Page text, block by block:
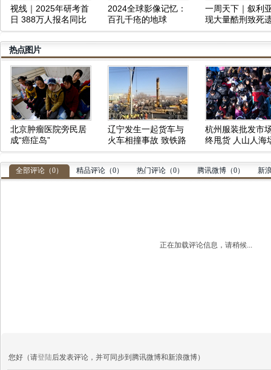
视线｜2025年研考首
日 388万人报名同比
减少50万人
2024全球影像记忆：
百孔千疮的地球
一周天下｜叙利
现大量酷刑致死
体、俄军三防部
令被炸身亡
热点图片
北京肿瘤医院旁民居
成“癌症岛”
辽宁发生一起货车与
火车相撞事故 致铁路
中断
杭州服装批发市
终甩货 人山人海
壮观
全部评论（0） 精品评论（0） 热门评论（0） 腾讯微博（0） 新
正在加载评论信息，请稍候...
您好（请登陆后发表评论，并可同步到腾讯微博和新浪微博）